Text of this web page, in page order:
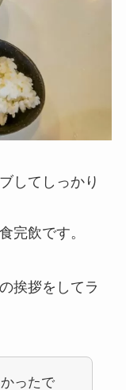
してしっかり
完飲です。
挨拶をしてラ
ったで